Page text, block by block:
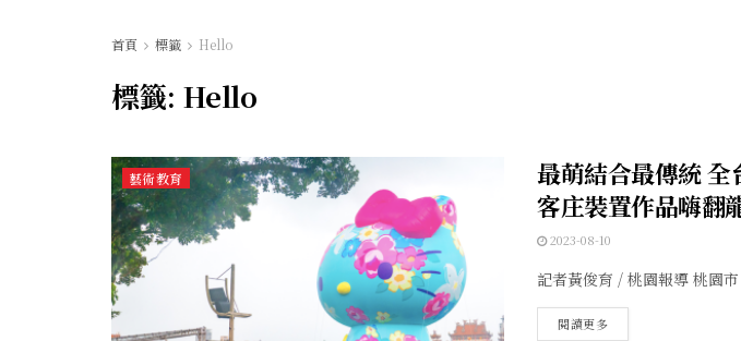
首頁 標籤 Hello
標籤: Hello
藝術教育
最萌結合最傳統
客庄裝置作品嗨翻
2023-08-10
記者黃俊育 / 桃園報導 桃園
閱讀更多